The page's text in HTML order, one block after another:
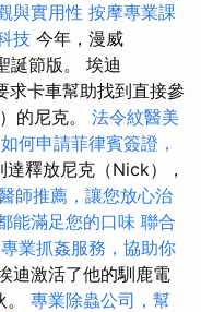
與實用性 按摩專業課
技 今年，漫威
誕節版。 埃迪
求卡車幫助找到直接參
的尼克。 法令紋醫美
如何申請菲律賓簽證，
釋放尼克（Nick），
師推薦，讓您放心治
能滿足您的口味 聯合
專業抓姦服務，協助你
迪激活了他的馴鹿電
專業除蟲公司，幫